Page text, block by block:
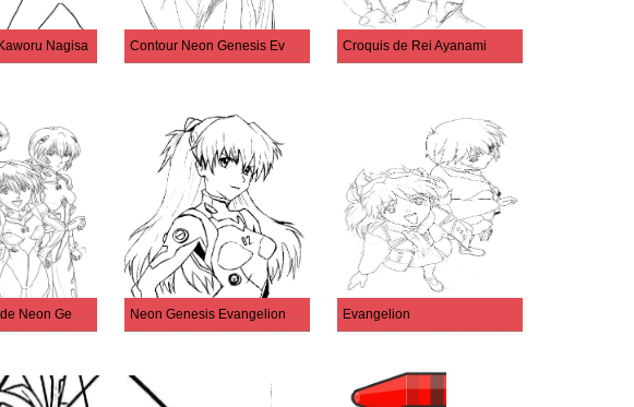
Nagisa Croquis de Rei Ayanami
Evangelion